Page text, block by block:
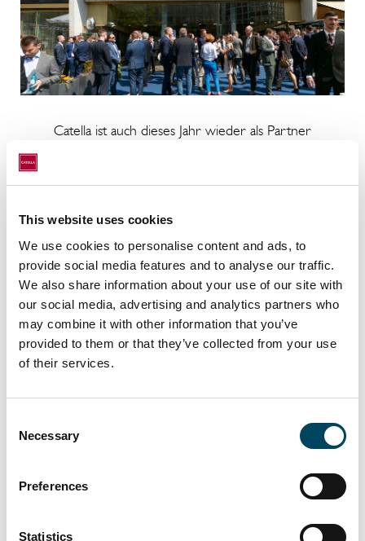
This website uses cookies
We use cookies to personalise content and ads, to
provide social media features and to analyse our traffic.
We also share information about your use of our site with
our social media, advertising and analytics partners who
may combine it with other information that you’ve
provided to them or that they’ve collected from your use
of their services.
Selection
Necessary
Preferences
Statistics
Catella ist auch dieses Jahr wieder als Partner
INVESTMENTexpo ist dasNetzwerk-
Dialog und Informationsgewinn für
Immobilien- und Infrastruktur-Investoren.
Ein Kongress für Entscheider, die die
Chancen und Risiken voneigen- und
fremdkapitalfinanzierten Real Asset
Investmentsund deren Management auf
globalen Märkten gemeinsam diskutieren.
Zu den Kongress-Informationen
über das aktuelle Angebot
von Direktanlagen und Investitionen über